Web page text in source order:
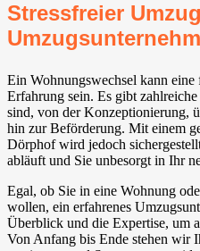
Stressfreier
Ein Wohnungswechsel kann eine
Erfahrung sein. Es gibt
sind, von der Konzeptionierung,
hin zur Beförderung. Mit einem
Dörphof wird jedoch
abläuft und Sie unbesorgt in Ihr
Egal, ob Sie in eine Wohnung
wollen, ein erfahrenes
Überblick und die Expertise, um
Von Anfang bis Ende stehen wir